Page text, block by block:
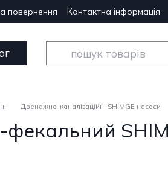
повернення Контактна інформація
Дренажно-каналізаційні SHIMGE насоси